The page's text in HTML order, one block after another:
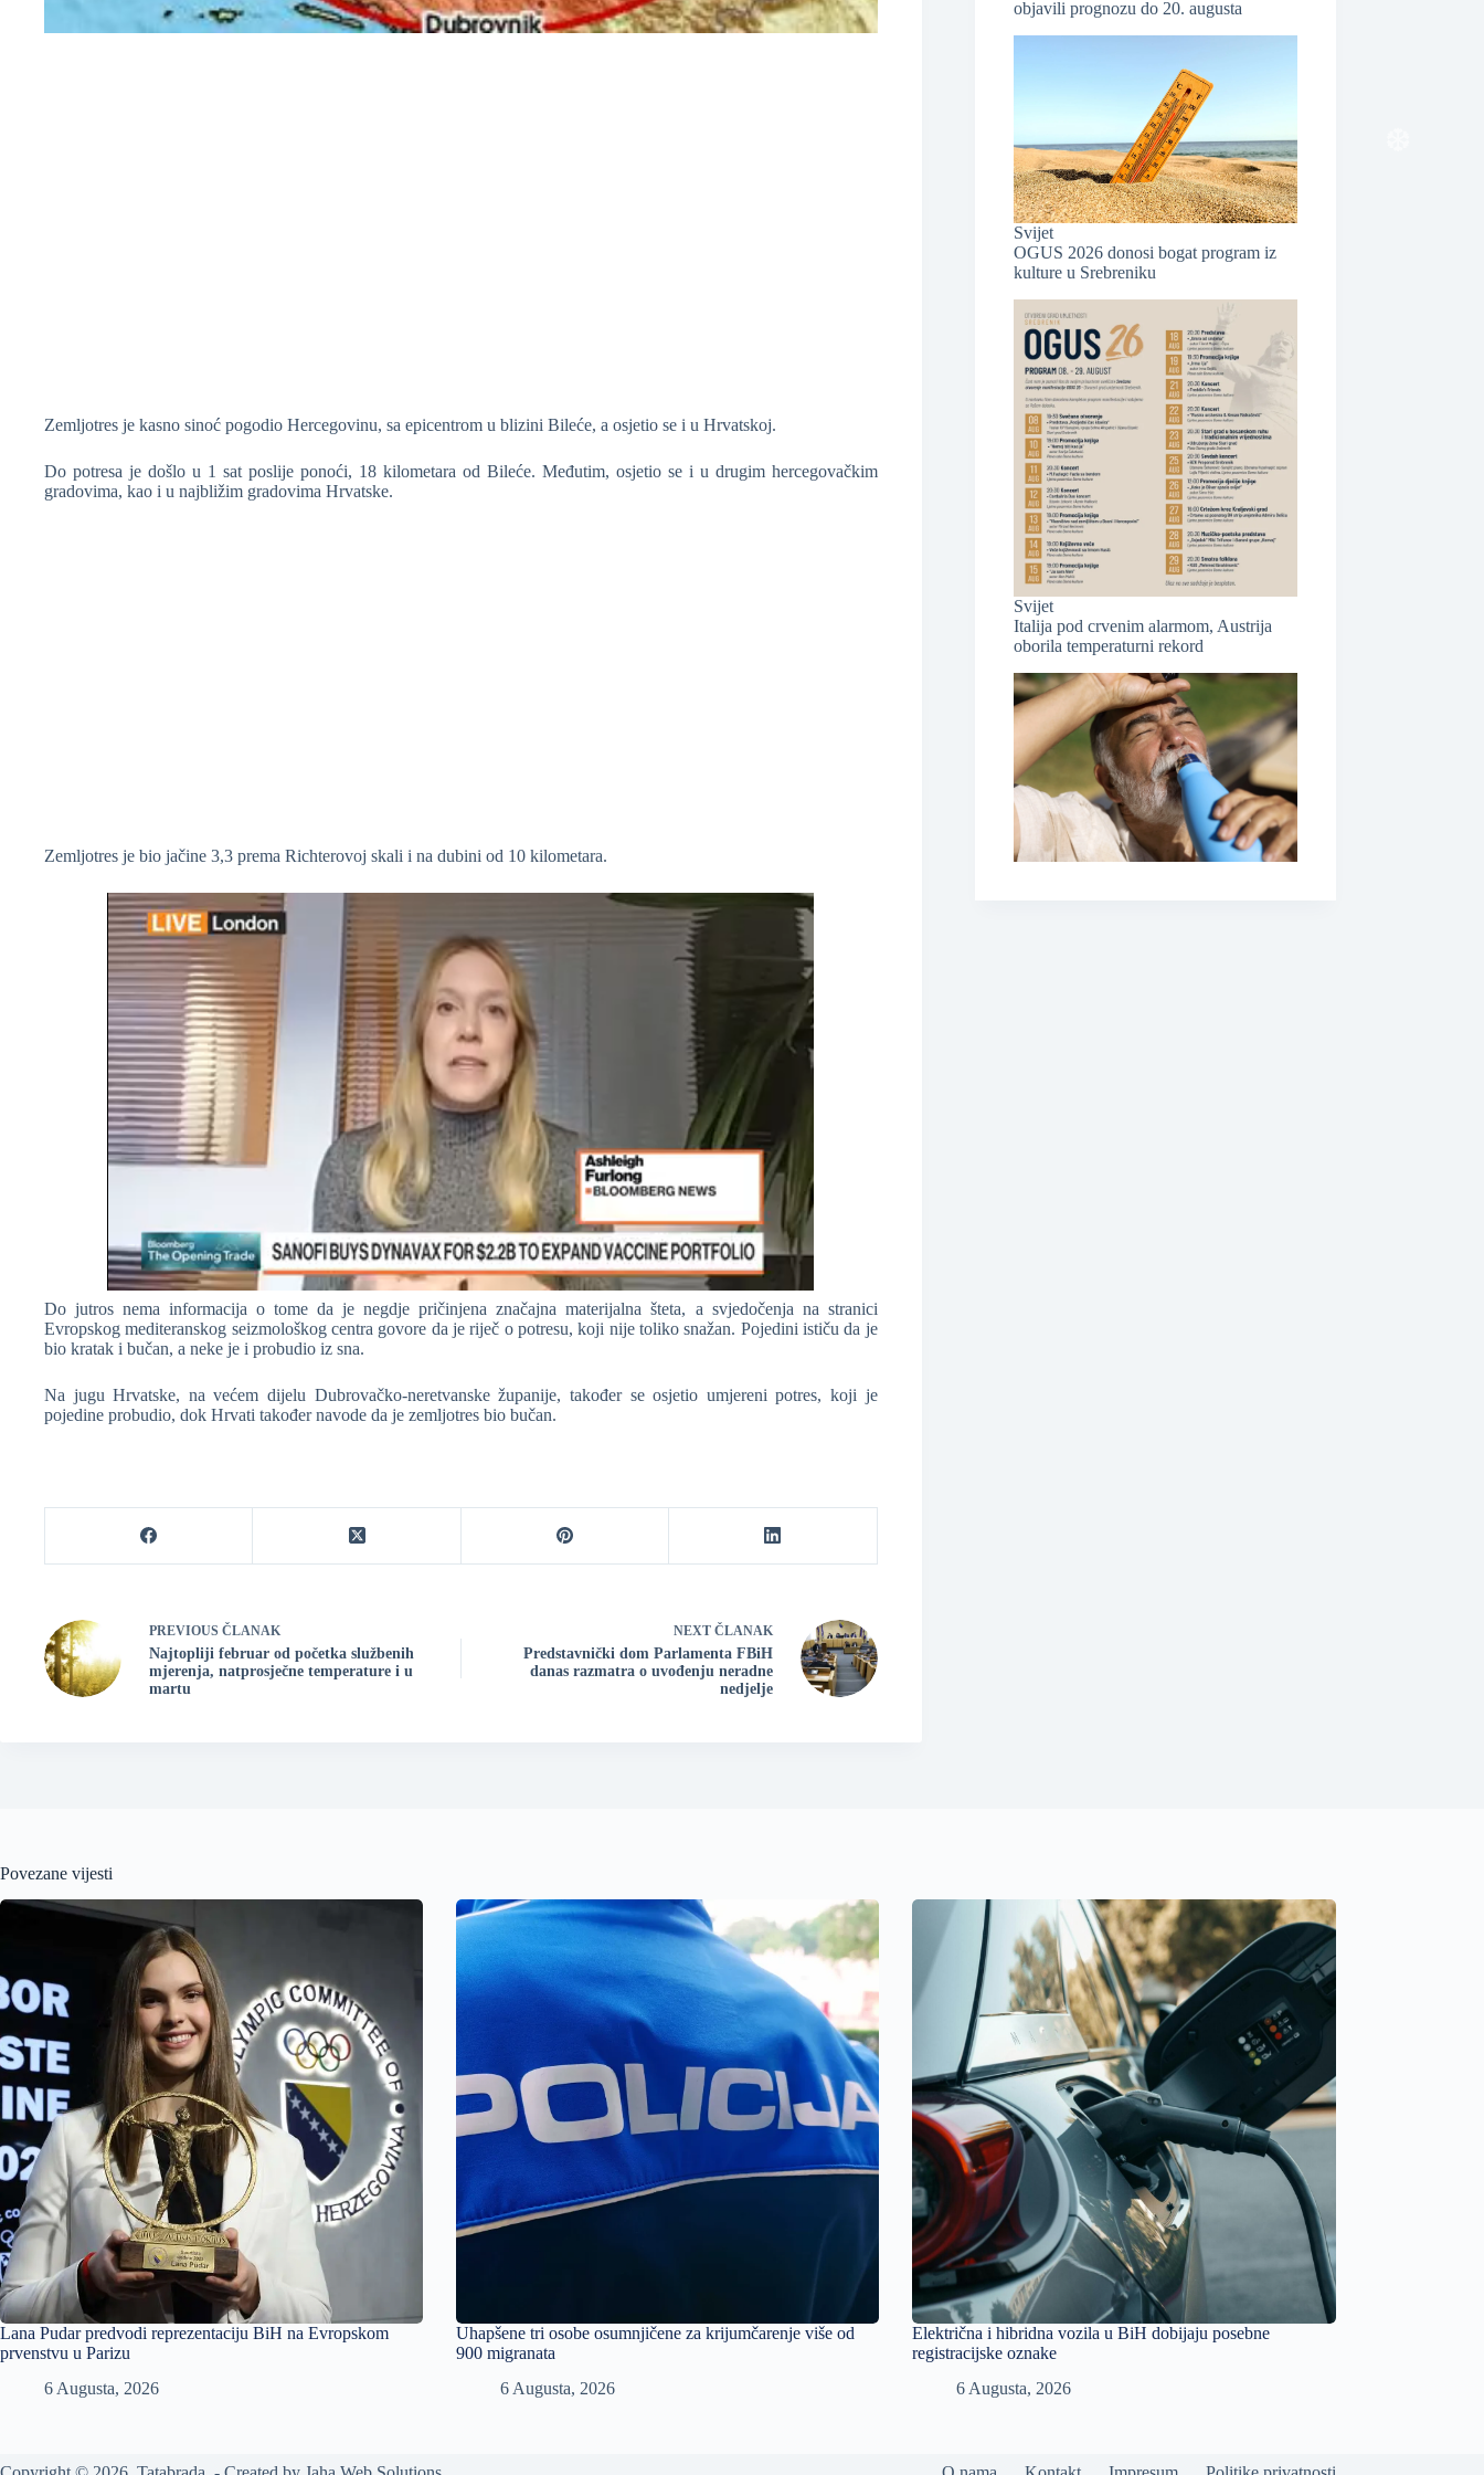
Zemljotres je kasno sinoć pogodio Hercegovinu, sa epicentrom u blizini Bileće, a osjetio se i u Hrvatskoj.
Do potresa je došlo u 1 sat poslije ponoći, 18 kilometara od Bileće. Međutim, osjetio se i u drugim hercegovačkim
gradovima, kao i u najbližim gradovima Hrvatske.
Zemljotres je bio jačine 3,3 prema Richterovoj skali i na dubini od 10 kilometara.
Do jutros nema informacija o tome da je negdje pričinjena značajna materijalna šteta, a svjedočenja na stranici
Evropskog mediteranskog seizmološkog centra govore da je riječ o potresu, koji nije toliko snažan. Pojedini ističu da je
bio kratak i bučan, a neke je i probudio iz sna.
Na jugu Hrvatske, na većem dijelu Dubrovačko-neretvanske županije, također se osjetio umjereni potres, koji je
pojedine probudio, dok Hrvati također navode da je zemljotres bio bučan.
PREVIOUS ČLANAK
Najtopliji februar od početka službenih
mjerenja, natprosječne temperature i u
martu
NEXT ČLANAK
Predstavnički dom Parlamenta FBiH
danas razmatra o uvođenju neradne
nedjelje
objavili prognozu do 20. augusta
Svijet
OGUS 2026 donosi bogat program iz
kulture u Srebreniku
Svijet
Italija pod crvenim alarmom, Austrija
oborila temperaturni rekord
Povezane vijesti
Lana Pudar predvodi reprezentaciju BiH na Evropskom
prvenstvu u Parizu
6 Augusta, 2026
Uhapšene tri osobe osumnjičene za krijumčarenje više od
900 migranata
6 Augusta, 2026
Električna i hibridna vozila u BiH dobijaju posebne
registracijske oznake
6 Augusta, 2026
❆